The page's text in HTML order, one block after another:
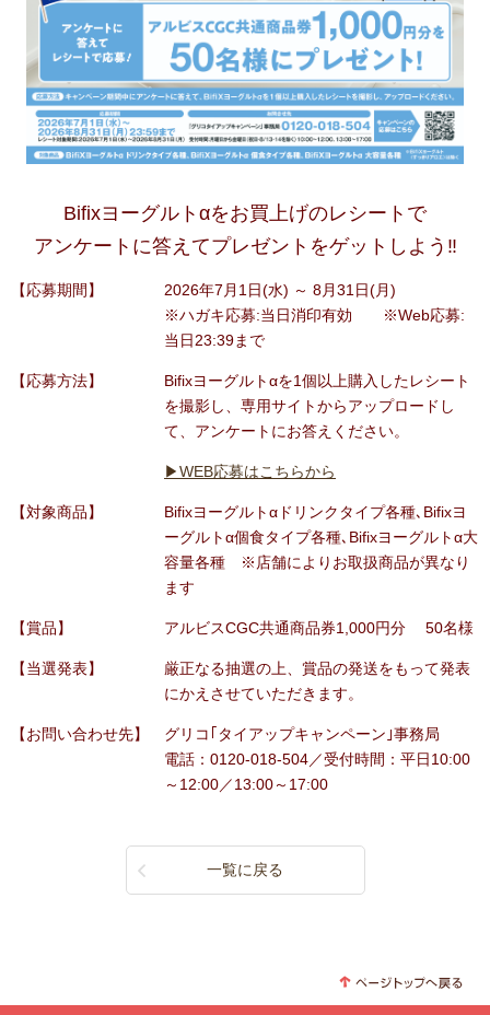
Bifixヨーグルトαをお買上げのレシートで
アンケートに答えてプレゼントをゲットしよう‼
【応募期間】
2026年7月1日(水) ～ 8月31日(月)
※ハガキ応募:当日消印有効 ※Web応募:
当日23:39まで
【応募方法】
Bifixヨーグルトαを1個以上購入したレシート
を撮影し、専用サイトからアップロードし
て、アンケートにお答えください。
▶WEB応募はこちらから
【対象商品】
Bifixヨーグルトαドリンクタイプ各種､Bifixヨ
ーグルトα個食タイプ各種､Bifixヨーグルトα大
容量各種 ※店舗によりお取扱商品が異なり
ます
【賞品】 アルビスCGC共通商品券1,000円分 50名様
【当選発表】
厳正なる抽選の上、賞品の発送をもって発表
にかえさせていただきます。
【お問い合わせ先】
グリコ｢タイアップキャンペーン｣事務局
電話：0120-018-504／受付時間：平日10:00
～12:00／13:00～17:00
一覧に戻る